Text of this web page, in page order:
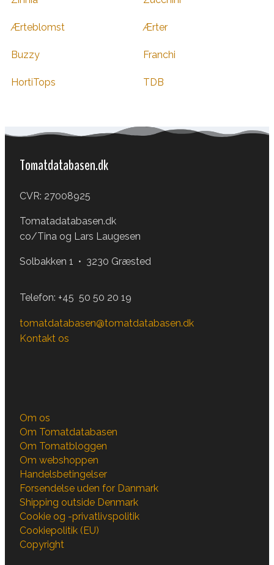
Ærteblomst Ærter
Buzzy Franchi
HortiTops TDB
Tomatdatabasen.dk
CVR: 27008925
Tomatadatabasen.dk
co/Tina og Lars Laugesen
Solbakken 1 • 3230 Græsted
Telefon: +45 50 50 20 19
tomatdatabasen@tomatdatabasen.dk
Kontakt os
Om os
Om Tomatdatabasen
Om Tomatbloggen
Om webshoppen
Handelsbetingelser
Forsendelse uden for Danmark
Shipping outside Denmark
Cookie og -privatlivspolitik
Cookiepolitik (EU)
Copyright